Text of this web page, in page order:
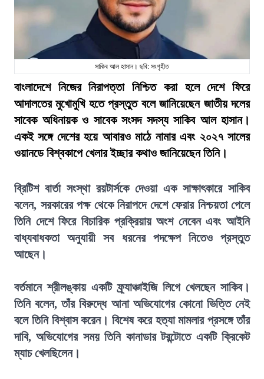
সাকিব আল হাসান। ছবি: সংগৃহীত
বাংলাদেশে নিজের নিরাপত্তা নিশ্চিত করা হলে দেশে ফিরে
আদালতের মুখোমুখি হতে প্রস্তুত বলে জানিয়েছেন জাতীয় দলের
সাবেক অধিনায়ক ও সাবেক সংসদ সদস্য সাকিব আল হাসান।
একই সঙ্গে দেশের হয়ে আবারও মাঠে নামার এবং ২০২৭ সালের
ওয়ানডে বিশ্বকাপে খেলার ইচ্ছার কথাও জানিয়েছেন তিনি।
ব্রিটিশ বার্তা সংস্থা রয়টার্সকে দেওয়া এক সাক্ষাৎকারে সাকিব
বলেন, সরকারের পক্ষ থেকে নিরাপদে দেশে ফেরার নিশ্চয়তা পেলে
তিনি দেশে ফিরে বিচারিক প্রক্রিয়ায় অংশ নেবেন এবং আইনি
বাধ্যবাধকতা অনুযায়ী সব ধরনের পদক্ষেপ নিতেও প্রস্তুত
আছেন।
বর্তমানে শ্রীলঙ্কায় একটি ফ্র্যাঞ্চাইজি লিগে খেলছেন সাকিব।
তিনি বলেন, তাঁর বিরুদ্ধে আনা অভিযোগের কোনো ভিত্তি নেই
বলে তিনি বিশ্বাস করেন। বিশেষ করে হত্যা মামলার প্রসঙ্গে তাঁর
দাবি, অভিযোগের সময় তিনি কানাডার টরন্টোতে একটি ক্রিকেট
ম্যাচ খেলছিলেন।